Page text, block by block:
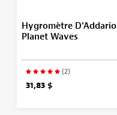
Hygromètre D’Addario
Planet Waves
(2)
31,83 $